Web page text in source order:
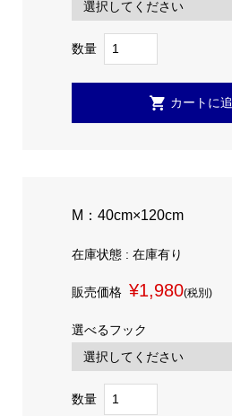
数量
M：40cm×120cm
在庫状態 : 在庫有り
販売価格 ¥1,980(税別)
選べるフック
数量